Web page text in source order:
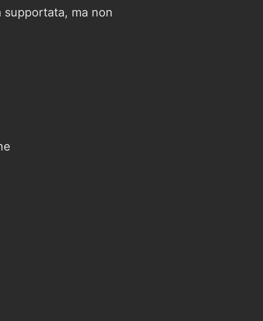
supportata, ma non